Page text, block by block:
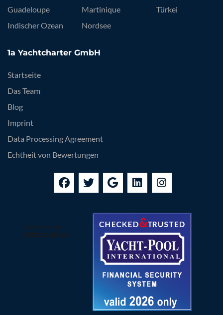
Guadeloupe
Indischer Ozean
Martinique
Nordsee
Türkei
1a Yachtcharter GmbH
Startseite
Das Team
Blog
Imprint
Data Processing Agreement
Echtheit von Bewertungen